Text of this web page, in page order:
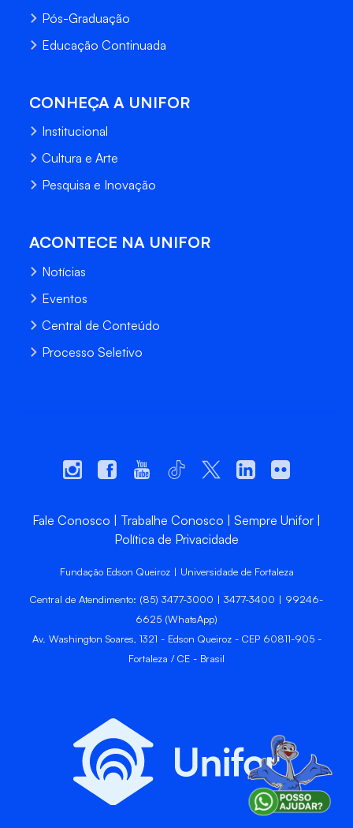
Pós-Graduação
Educação Continuada
CONHEÇA A UNIFOR
Institucional
Cultura e Arte
Pesquisa e Inovação
ACONTECE NA UNIFOR
Notícias
Eventos
Central de Conteúdo
Processo Seletivo
Fale Conosco Trabalhe Conosco
Sempre Unifor
Política de Privacidade
Fundação Edson Queiroz | Universidade de Fortaleza
Central de Atendimento: (85) 3477-3000 | 3477-3400 | 99246-
6625 (WhatsApp)
Av. Washington Soares, 1321 - Edson Queiroz - CEP 60811-905 -
Fortaleza / CE - Brasil